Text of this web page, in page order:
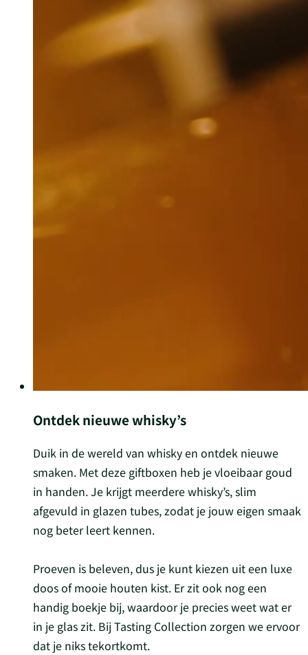
Ontdek nieuwe whisky’s
Duik in de wereld van whisky en ontdek nieuwe
smaken. Met deze giftboxen heb je vloeibaar goud
in handen. Je krijgt meerdere whisky’s, slim
afgevuld in glazen tubes, zodat je jouw eigen smaak
nog beter leert kennen.
Proeven is beleven, dus je kunt kiezen uit een luxe
doos of mooie houten kist. Er zit ook nog een
handig boekje bij, waardoor je precies weet wat er
in je glas zit. Bij Tasting Collection zorgen we ervoor
dat je niks tekortkomt.